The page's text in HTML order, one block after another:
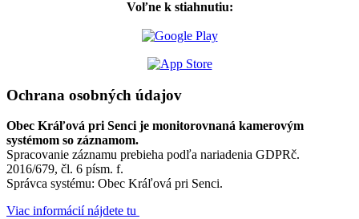
Voľne k stiahnutiu:
Ochrana osobných údajov
Obec Kráľová pri Senci je monitorovnaná kamerovým
systémom so záznamom.
Spracovanie záznamu prebieha podľa nariadenia GDPRč.
2016/679, čl. 6 písm. f.
Správca systému: Obec Kráľová pri Senci.
Viac informácií nájdete tu